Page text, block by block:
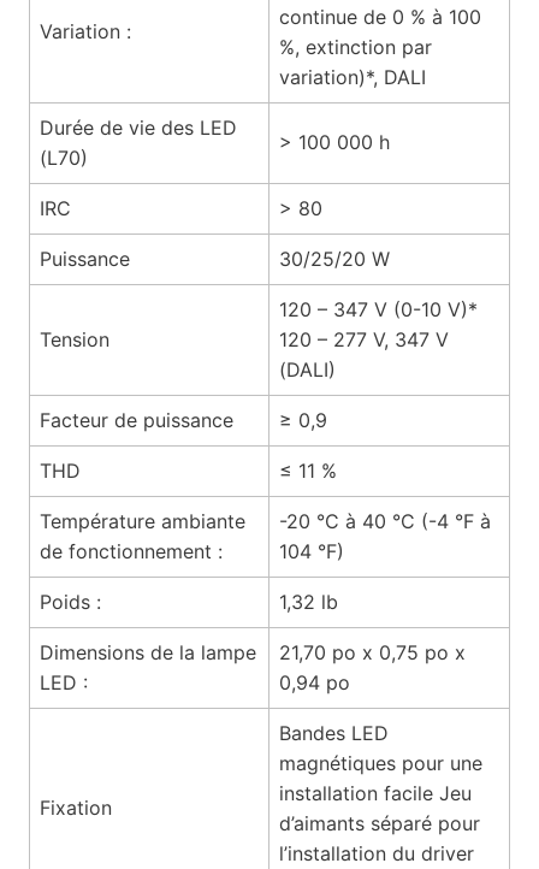
Variation :
continue de 0 % à 100
%, extinction par
variation)*, DALI
Durée de vie des LED
(L70)
> 100 000 h
IRC > 80
Puissance 30/25/20 W
Tension
120 – 347 V (0-10 V)*
120 – 277 V, 347 V
(DALI)
Facteur de puissance ≥ 0,9
THD ≤ 11 %
Température ambiante
de fonctionnement :
-20 °C à 40 °C (-4 °F à
104 °F)
Poids : 1,32 lb
Dimensions de la lampe
LED :
21,70 po x 0,75 po x
0,94 po
Fixation
Bandes LED
magnétiques pour une
installation facile Jeu
d’aimants séparé pour
l’installation du driver